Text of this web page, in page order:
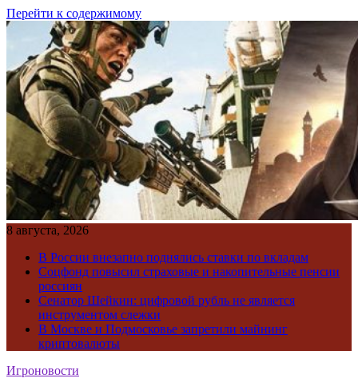
Перейти к содержимому
8 августа, 2026
В России внезапно поднялись ставки по вкладам
Соцфонд повысил страховые и накопительные пенсии
россиян
Сенатор Шейкин: цифровой рубль не является
инструментом слежки
В Москве и Подмосковье запретили майнинг
криптовалюты
Игроновости